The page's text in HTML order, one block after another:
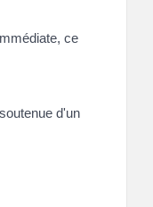
ce
d'un